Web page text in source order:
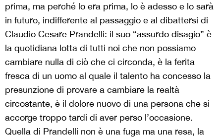
prima, ma perché lo era prima, lo è adesso e lo sarà
in futuro, indifferente al passaggio e al dibattersi di
Claudio Cesare Prandelli: il suo “assurdo disagio” è
la quotidiana lotta di tutti noi che non possiamo
cambiare nulla di ciò che ci circonda, è la ferita
fresca di un uomo al quale il talento ha concesso la
presunzione di provare a cambiare la realtà
circostante, è il dolore nuovo di una persona che si
accorge troppo tardi di aver perso l’occasione.
Quella di Prandelli non è una fuga ma una resa, la